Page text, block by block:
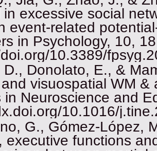
in excessive social
event-related
in Psychology, 10,
10.3389/
D., Donolato, E., &
visuospatial WM &
in Neuroscience and
10.1016/
G., Gómez-López,
executive functions